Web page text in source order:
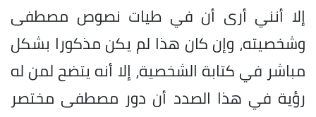
إلا أنني أرى أن في طيات نصوص مصطفى
وشخصيته، وإن كان هذا لم يكن مذكورا بشكل
مباشر في كتابة الشخصية، إلا أنه يتضح لمن له
رؤية في هذا الصدد أن دور مصطفى مختصر